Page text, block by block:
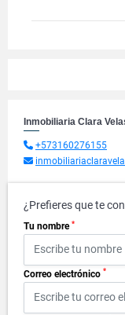
Inmobiliaria Clara
+573160276155
¿Prefieres que te
Tu nombre *
Correo electrónico *